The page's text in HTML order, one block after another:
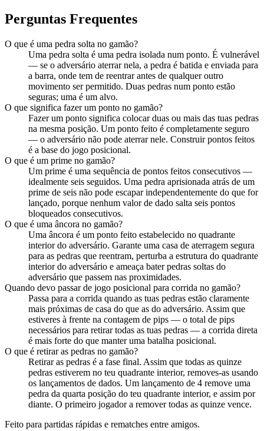
Perguntas Frequentes
O que é uma pedra solta no gamão?
Uma pedra solta é uma pedra isolada num ponto. É vulnerável
— se o adversário aterrar nela, a pedra é batida e enviada para
a barra, onde tem de reentrar antes de qualquer outro
movimento ser permitido. Duas pedras num ponto estão
seguras; uma é um alvo.
O que significa fazer um ponto no gamão?
Fazer um ponto significa colocar duas ou mais das tuas pedras
na mesma posição. Um ponto feito é completamente seguro
— o adversário não pode aterrar nele. Construir pontos feitos
é a base do jogo posicional.
O que é um prime no gamão?
Um prime é uma sequência de pontos feitos consecutivos —
idealmente seis seguidos. Uma pedra aprisionada atrás de um
prime de seis não pode escapar independentemente do que for
lançado, porque nenhum valor de dado salta seis pontos
bloqueados consecutivos.
O que é uma âncora no gamão?
Uma âncora é um ponto feito estabelecido no quadrante
interior do adversário. Garante uma casa de aterragem segura
para as pedras que reentram, perturba a estrutura do quadrante
interior do adversário e ameaça bater pedras soltas do
adversário que passem nas proximidades.
Quando devo passar de jogo posicional para corrida no gamão?
Passa para a corrida quando as tuas pedras estão claramente
mais próximas de casa do que as do adversário. Assim que
estiveres à frente na contagem de pips — o total de pips
necessários para retirar todas as tuas pedras — a corrida direta
é mais forte do que manter uma batalha posicional.
O que é retirar as pedras no gamão?
Retirar as pedras é a fase final. Assim que todas as quinze
pedras estiverem no teu quadrante interior, removes-as usando
os lançamentos de dados. Um lançamento de 4 remove uma
pedra da quarta posição do teu quadrante interior, e assim por
diante. O primeiro jogador a remover todas as quinze vence.
Feito para partidas rápidas e rematches entre amigos.